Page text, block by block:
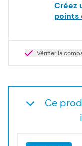
Créez
points
Vérifier la
Ce